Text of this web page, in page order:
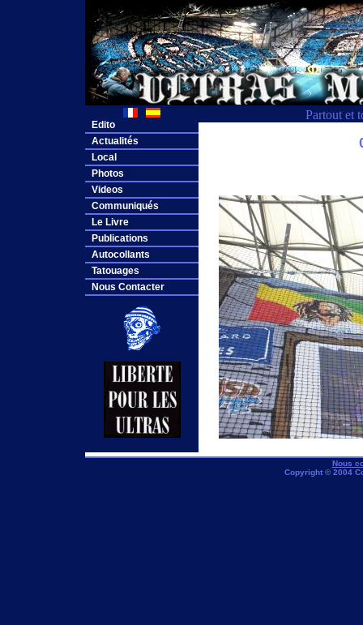
Partout et
Edito
Actualités
Local
Photos
Videos
Communiqués
Le Livre
Publications
Autocollants
Tatouages
Nous Contacter
Nous
Copyright © 2004